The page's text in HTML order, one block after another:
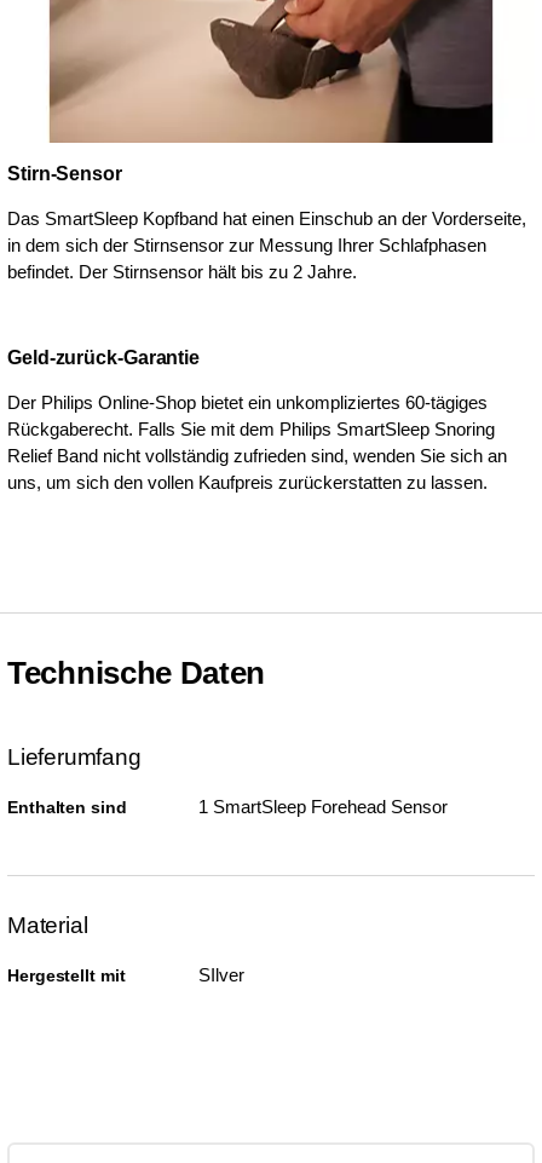
Stirn-Sensor
Das SmartSleep Kopfband hat einen Einschub an der Vorderseite,
in dem sich der Stirnsensor zur Messung Ihrer Schlafphasen
befindet. Der Stirnsensor hält bis zu 2 Jahre.
Geld-zurück-Garantie
Der Philips Online-Shop bietet ein unkompliziertes 60-tägiges
Rückgaberecht. Falls Sie mit dem Philips SmartSleep Snoring
Relief Band nicht vollständig zufrieden sind, wenden Sie sich an
uns, um sich den vollen Kaufpreis zurückerstatten zu lassen.
Technische Daten
Lieferumfang
Enthalten sind 1 SmartSleep Forehead Sensor
Material
Hergestellt mit SIlver